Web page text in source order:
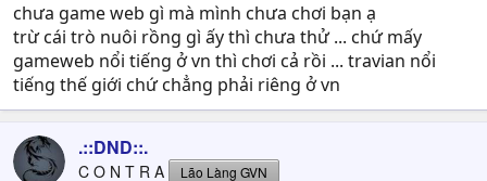
chưa game web gì mà mình chưa chơi bạn ạ
trừ cái trò nuôi rồng gì ấy thì chưa thử ... chứ mấy
gameweb nổi tiếng ở vn thì chơi cả rồi ... travian nổi
tiếng thế giới chứ chẳng phải riêng ở vn
.::DND::.
C O N T R A Lão Làng GVN